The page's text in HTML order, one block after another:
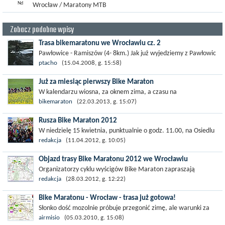
Nd Wrocław / Maratony MTB
Zobacz podobne wpisy
Trasa bikemaratonu we Wrocławiu cz. 2
Pawłowice - Ramiszów (4- 8km.) Jak już wyjedziemy z Pawłowic
uliczką osiedlową, wjeżdżamy na dosyć wygodną drogę polną.
Potem droga biegnie wzdłuż...
ptacho (15.04.2008, g. 15:58)
Już za miesiąc pierwszy Bike Maraton
W kalendarzu wiosna, za oknem zima, a czasu na
przygotowanie pozostał niewiele bo... za miesiąc pierwszy w
sezonie 2013 Bike Maraton! Tradycyjnie...
bikemaraton (22.03.2013, g. 15:07)
Rusza Bike Maraton 2012
W niedzielę 15 kwietnia, punktualnie o godz. 11.00, na Osiedlu
Malowniczym we Wrocławiu rusza kolejny sezon cyklu
maratonów rowerowych - Bike...
redakcja (11.04.2012, g. 10:05)
Objazd trasy Bike Maratonu 2012 we Wrocławiu
Organizatorzy cyklu wyścigów Bike Maraton zapraszają
wszystkich kolarzy 1 kwietnia o godz. 11.00 na Osiedle
Malownicze we Wrocławiu (boisko...
redakcja (28.03.2012, g. 12:22)
Bike Maratonu - Wrocław - trasa już gotowa!
Słonko dość mozolnie próbuje przegonić zimę, ale warunki za
oknem coraz bardziej sprzyjają temu by znów wsiąść na rower w
airmisio (05.03.2010, g. 15:08)